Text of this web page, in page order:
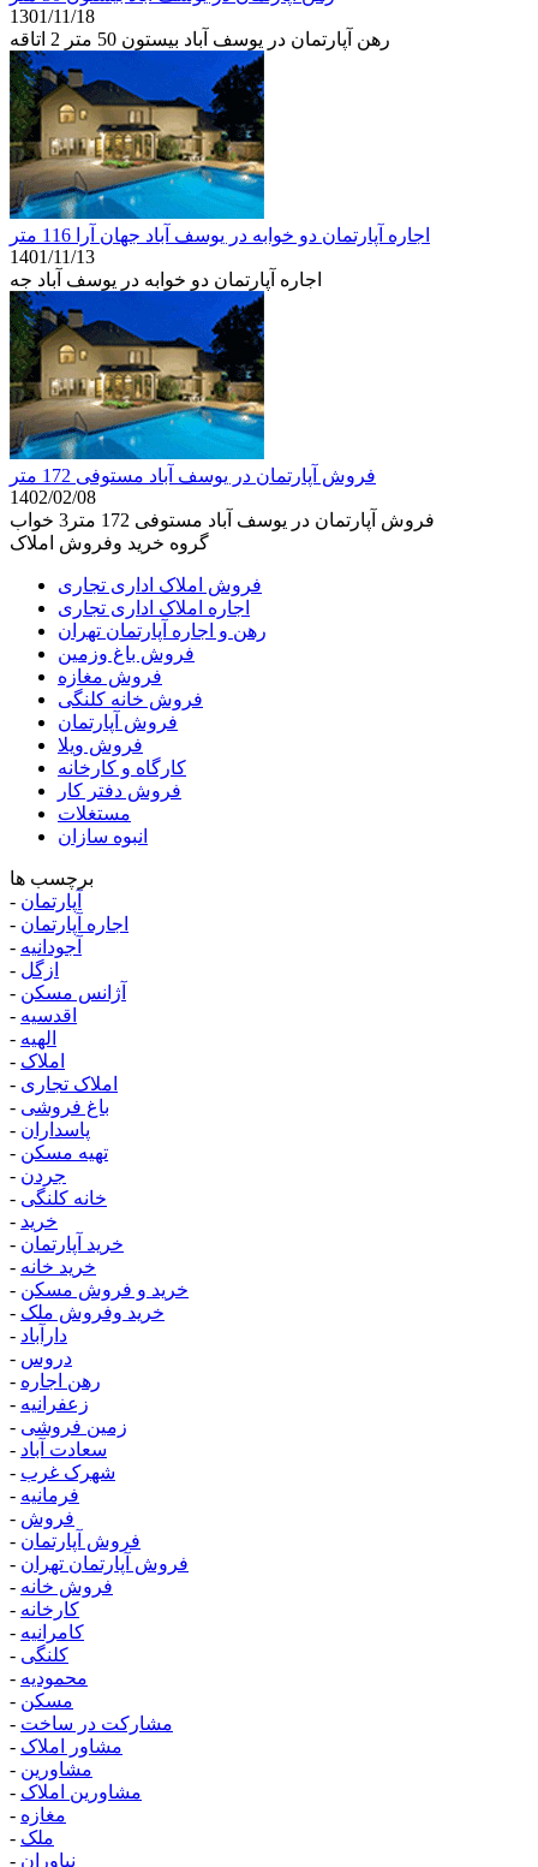
1301/11/18
رهن آپارتمان در یوسف آباد بیستون 50 متر 2 اتاقه
اجاره آپارتمان دو خوابه در یوسف آباد جهان آرا 116 متر
1401/11/13
اجاره آپارتمان دو خوابه در یوسف آباد جه
فروش آپارتمان در یوسف آباد مستوفی 172 متر
1402/02/08
فروش آپارتمان در یوسف آباد مستوفی 172 متر3 خواب
گروه خرید وفروش املاک
فروش املاک اداری تجاری
اجاره املاک اداری تجاری
رهن و اجاره آپارتمان تهران
فروش باغ وزمین
فروش مغازه
فروش خانه کلنگی
فروش آپارتمان
فروش ویلا
کارگاه و کارخانه
فروش دفتر کار
مستغلات
انبوه سازان
برچسب ها
- آپارتمان
- اجاره آپارتمان
- آجودانیه
- ازگل
- آژانس مسکن
- اقدسیه
- الهیه
- املاک
- املاک تجاری
- باغ فروشی
- پاسداران
- تهیه مسکن
- جردن
- خانه کلنگی
- خرید
- خرید آپارتمان
- خرید خانه
- خرید و فروش مسکن
- خرید وفروش ملک
- دارآباد
- دروس
- رهن اجاره
- زعفرانیه
- زمین فروشی
- سعادت آباد
- شهرک غرب
- فرمانیه
- فروش
- فروش آپارتمان
- فروش آپارتمان تهران
- فروش خانه
- کارخانه
- کامرانیه
- کلنگی
- محمودیه
- مسکن
- مشارکت در ساخت
- مشاور املاک
- مشاورین
- مشاورین املاک
- مغازه
- ملک
- نیاوران